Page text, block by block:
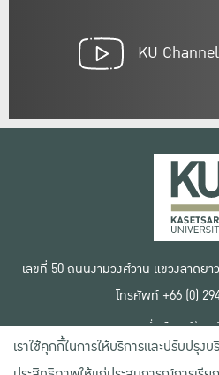
KU Channel
เลขที่ 50 ถนนงามวงศ์วาน แขวงลาดย
โทรศัพท์ +66 (0)
เงื่อนไขการใช้งาน
ข้อตกลงด้านสิทธิ์
นโยบายความเป็น
เราใช้คุกกี้ในการให้บริการและปรับปรุง